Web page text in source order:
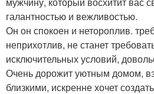
галантностью и вежливостью.
Он он спокоен и нетороплив.
неприхотлив, не станет
исключительных условий,
Очень дорожит уютным домом,
близкими, искренне хочет